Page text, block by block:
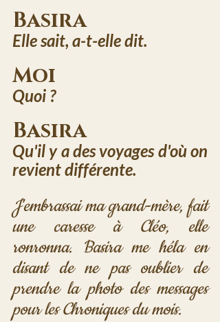
Basira
Elle sait, a-t-elle dit.
Moi
Quoi ?
Basira
Qu'il y a des voyages d'où on
revient différente.
J'embrassai ma grand-mère, fait
une caresse à Cléo, elle
ronronna. Basira me héla en
disant de ne pas oublier de
prendre la photo des messages
pour les Chroniques du mois.